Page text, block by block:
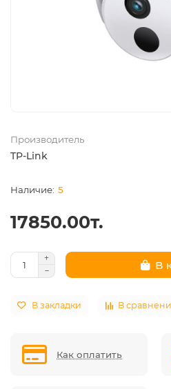
Производитель
TP-Link
5
17850.00т.
В
В закладки В
Как оплатить